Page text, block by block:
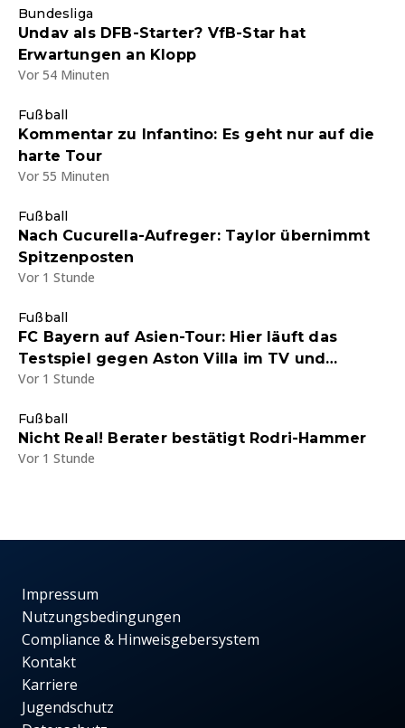
Bundesliga
Undav als DFB-Starter? VfB-Star hat
Erwartungen an Klopp
Vor 54 Minuten
Fußball
Kommentar zu Infantino: Es geht nur auf die
harte Tour
Vor 55 Minuten
Fußball
Nach Cucurella-Aufreger: Taylor übernimmt
Spitzenposten
Vor 1 Stunde
Fußball
FC Bayern auf Asien-Tour: Hier läuft das
Testspiel gegen Aston Villa im TV und
Stream
Vor 1 Stunde
Fußball
Nicht Real! Berater bestätigt Rodri-Hammer
Vor 1 Stunde
Impressum
Nutzungsbedingungen
Compliance & Hinweisgebersystem
Kontakt
Karriere
Jugendschutz